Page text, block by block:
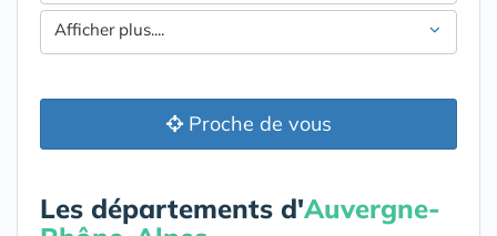
Afficher plus....
Proche de vous
Les départements d'Auvergne-